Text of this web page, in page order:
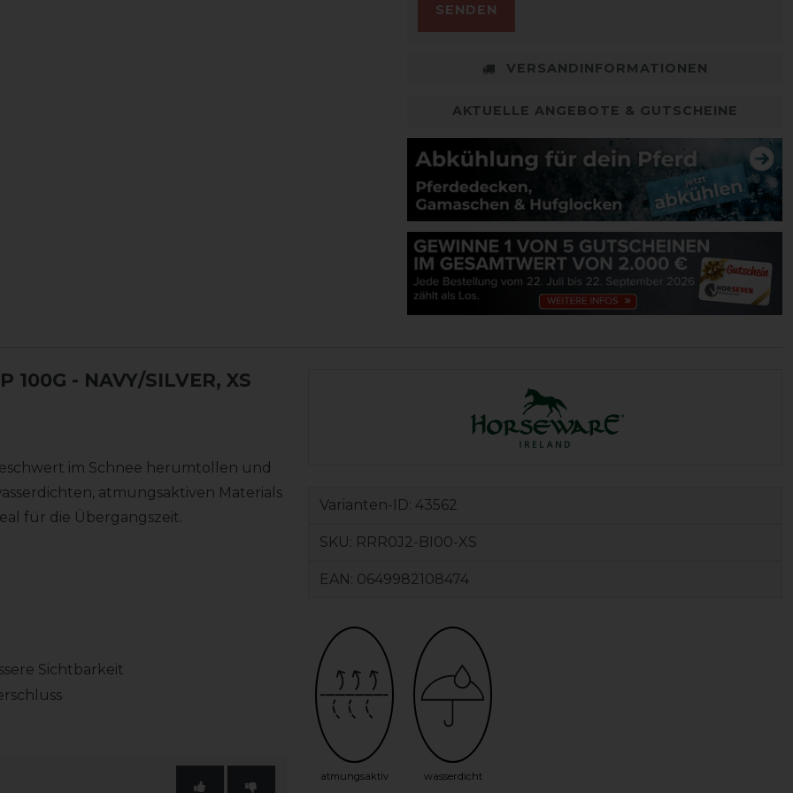
SENDEN
VERSANDINFORMATIONEN
AKTUELLE ANGEBOTE & GUTSCHEINE
100G - NAVY/SILVER, XS
im Schnee herumtollen und
atmungsaktiven Materials
für die Übergangszeit.
Sichtbarkeit
Varianten-ID: 43562
SKU: RRR0J2-BI00-XS
EAN: 0649982108474
atmungsaktiv wasserdicht